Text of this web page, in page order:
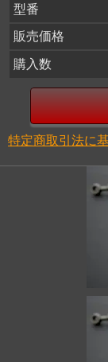
型番
販売価格
購入数
特定商取引法に